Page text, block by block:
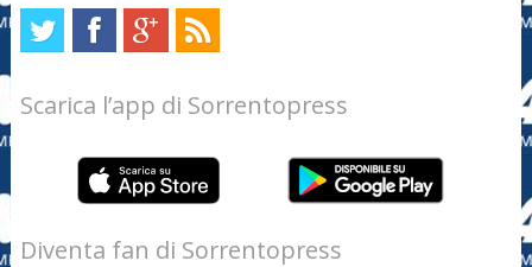
Scarica l’app di Sorrentopress
Diventa fan di Sorrentopress